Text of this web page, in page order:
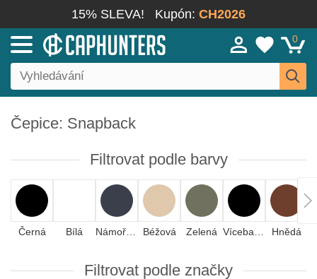
15% SLEVA! Kupón: CH2026
0
Čepice: Snapback
Filtrovat podle barvy
Černá Bílá Béžová Zelená Hnědá
Filtrovat podle značky